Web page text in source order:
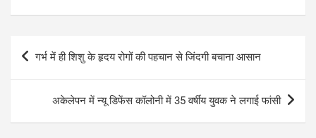
Post
navigation
गर्भ में ही शिशु के हृदय रोगों की पहचान से जिंदगी बचाना आसान
अकेलेपन में न्यू डिफेंस कॉलोनी में 35 वर्षीय युवक ने लगाई फांसी